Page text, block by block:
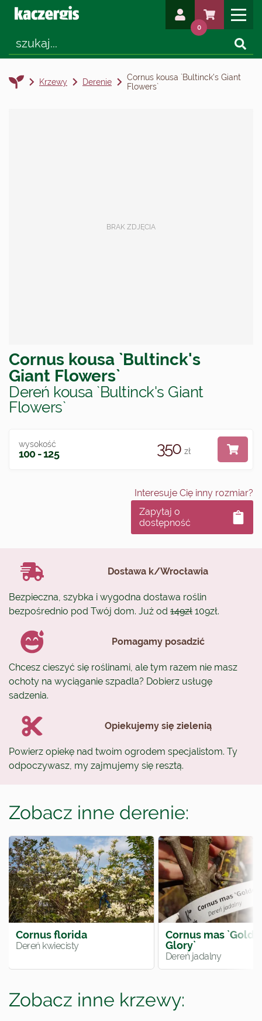
0
Krzewy Derenie
Cornus kousa `Bultinck's Giant
Flowers`
Cornus kousa `Bultinck's
Giant Flowers`
Dereń kousa `Bultinck's Giant
Flowers`
wysokość
100 - 125 350 zł
Interesuje Cię inny rozmiar?
Zapytaj o
dostępność
Dostawa k/Wrocławia
Bezpieczna, szybka i wygodna dostawa roślin
bezpośrednio pod Twój dom. Już od 149zł 109zł.
Pomagamy posadzić
Chcesz cieszyć się roślinami, ale tym razem nie masz
ochoty na wyciąganie szpadla? Dobierz usługę
sadzenia.
Opiekujemy się zielenią
Powierz opiekę nad twoim ogrodem specjalistom. Ty
odpoczywasz, my zajmujemy się resztą.
Zobacz inne derenie:
Cornus florida
Dereń kwiecisty
Cornus mas
Glory`
Dereń jadalny
Zobacz inne krzewy: